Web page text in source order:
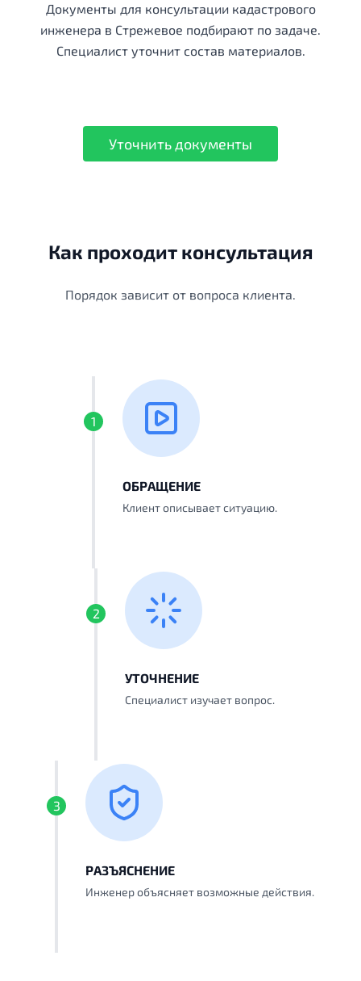
Документы для консультации кадастрового
инженера в Стрежевое подбирают по задаче.
Специалист уточнит состав материалов.
Уточнить документы
Как проходит консультация
Порядок зависит от вопроса клиента.
1
ОБРАЩЕНИЕ
Клиент описывает ситуацию.
2
УТОЧНЕНИЕ
Специалист изучает вопрос.
3
РАЗЪЯСНЕНИЕ
Инженер объясняет возможные действия.